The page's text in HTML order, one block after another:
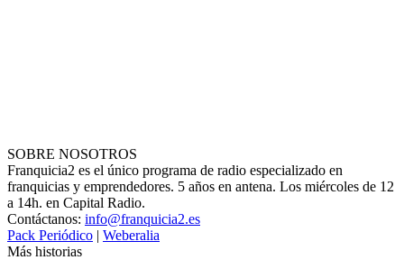
SOBRE NOSOTROS
Franquicia2 es el único programa de radio especializado en
franquicias y emprendedores. 5 años en antena. Los miércoles de 12
a 14h. en Capital Radio.
Contáctanos: info@franquicia2.es
Pack Periódico | Weberalia
Más historias